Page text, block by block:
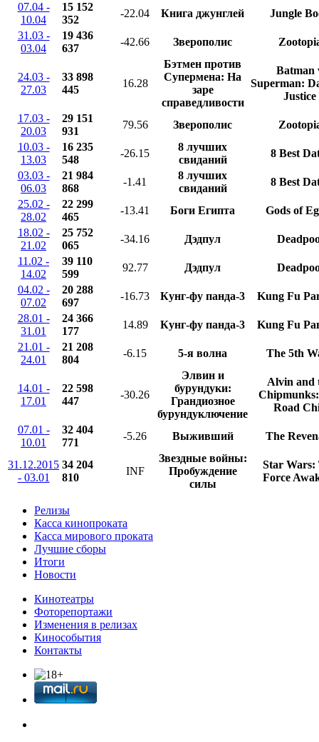
07.04 -
10.04
15 152
352
-22.04 Книга джунглей
Jungle
31.03 -
03.04
19 436
637
-42.66 Зверополис
24.03 -
27.03
33 898
445
16.28
Бэтмен против
Супермена: На
заре
справедливости
Batman
Superman:
Justice
17.03 -
20.03
29 151
931
79.56 Зверополис
10.03 -
13.03
16 235
548
-26.15
8 лучших
свиданий
8 Best
03.03 -
06.03
21 984
868
-1.41
8 лучших
свиданий
8 Best
25.02 -
28.02
22 299
465
-13.41 Боги Египта
Gods of
18.02 -
21.02
25 752
065
-34.16 Дэдпул
11.02 -
14.02
39 110
599
92.77 Дэдпул
04.02 -
07.02
20 288
697
-16.73 Кунг-фу панда-3
Kung Fu
28.01 -
31.01
24 366
177
14.89 Кунг-фу панда-3
Kung Fu
21.01 -
24.01
21 208
804
-6.15 5-я волна The 5th
14.01 -
17.01
22 598
447
-30.26
Элвин и
бурундуки:
Грандиозное
бурундуключение
Alvin and
Road
07.01 -
10.01
32 404
771
-5.26 Выживший The
31.12.2015
- 03.01
34 204
810
INF
Звездные войны:
Пробуждение
силы
Star Wars:
Force
Релизы
Касса кинопроката
Касса мирового проката
Лучшие сборы
Итоги
Новости
Кинотеатры
Фоторепортажи
Изменения в релизах
Кинособытия
Контакты